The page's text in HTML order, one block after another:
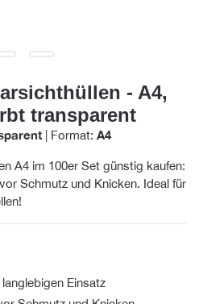
- A4,
transparent
Format: A4
A4 im 100er Set günstig kaufen:
Schmutz und Knicken. Ideal für
Einsatz